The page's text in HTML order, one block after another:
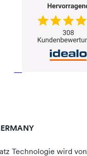
Technologie wird von